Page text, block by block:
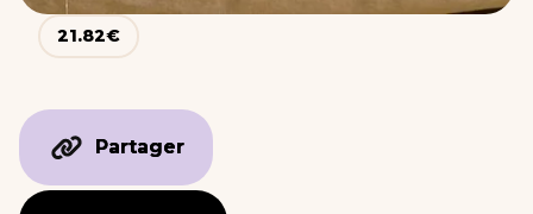
21.82€
Partager
Partager